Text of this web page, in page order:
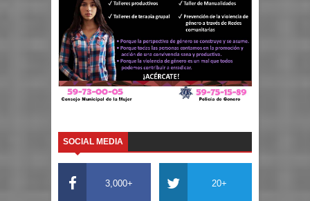
SOCIAL MEDIA
3,000+ 20+